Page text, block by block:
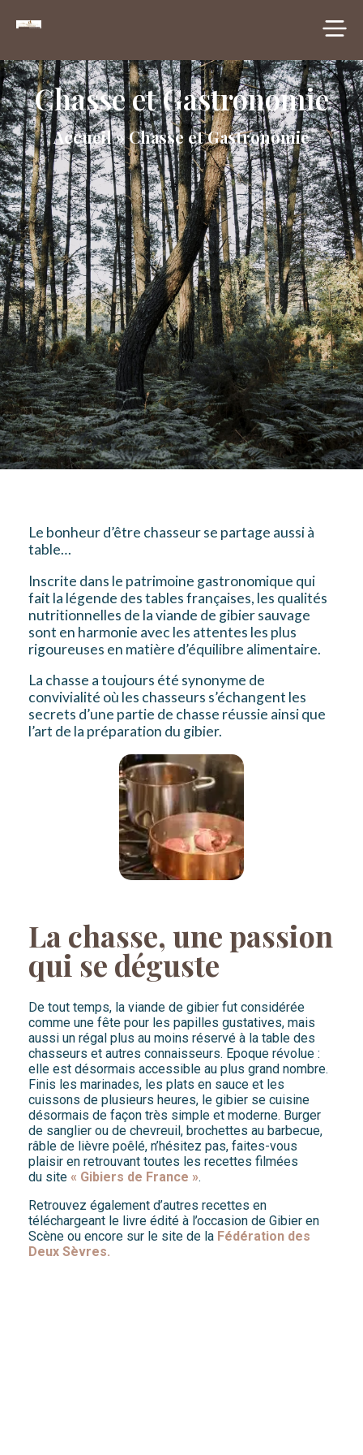
Chasse et Gastronomie
Accueil»Chasse et Gastronomie
Le bonheur d’être chasseur se partage aussi à
table…
Inscrite dans le patrimoine gastronomique qui
fait la légende des tables françaises, les qualités
nutritionnelles de la viande de gibier sauvage
sont en harmonie avec les attentes les plus
rigoureuses en matière d’équilibre alimentaire.
La chasse a toujours été synonyme de
convivialité où les chasseurs s’échangent les
secrets d’une partie de chasse réussie ainsi que
l’art de la préparation du gibier.
La chasse, une passion
qui se déguste
De tout temps, la viande de gibier fut considérée
comme une fête pour les papilles gustatives, mais
aussi un régal plus au moins réservé à la table des
chasseurs et autres connaisseurs. Epoque révolue :
elle est désormais accessible au plus grand nombre.
Finis les marinades, les plats en sauce et les
cuissons de plusieurs heures, le gibier se cuisine
désormais de façon très simple et moderne. Burger
de sanglier ou de chevreuil, brochettes au barbecue,
râble de lièvre poêlé, n’hésitez pas, faites-vous
plaisir en retrouvant toutes les recettes filmées
du site « Gibiers de France ».
Retrouvez également d’autres recettes en
téléchargeant le livre édité à l’occasion de Gibier en
Scène ou encore sur le site de la Fédération des
Deux Sèvres.